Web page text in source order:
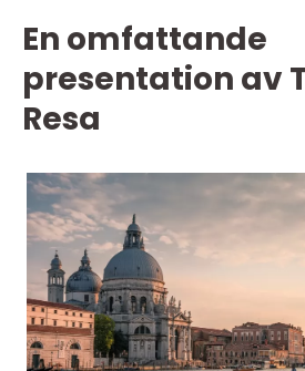
En omfattande
presentation av
Resa